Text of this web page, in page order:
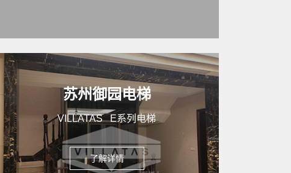
苏州御园电梯
VILLATAS E系列电梯
了解详情